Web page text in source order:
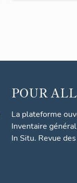
POUR
La plateforme
Inventaire
In Situ. Revue